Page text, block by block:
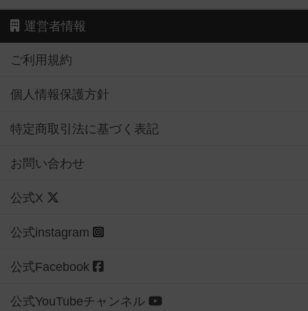
運営者情報
ご利用規約
個人情報保護方針
特定商取引法に基づく表記
お問い合わせ
公式X
公式instagram
公式Facebook
公式YouTubeチャンネル